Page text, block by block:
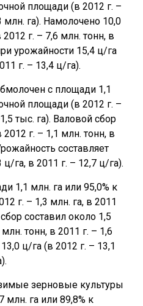
площади (в 2012 г. –
млн. га). Намолочено 10,0
г. – 7,6 млн. тонн, в
урожайности 15,4 ц/га
г. – 13,4 ц/га).
с площади 1,1
площади (в 2012 г. –
тыс. га). Валовой сбор
г. – 1,1 млн. тонн, в
составляет
га, в 2011 г. – 12,7 ц/га).
1,1 млн. га или 95,0% к
г. – 1,3 млн. га, в 2011
составил около 1,5
тонн, в 2011 г. – 1,6
ц/га (в 2012 г. – 13,1
зерновые культуры
млн. га или 89,8% к